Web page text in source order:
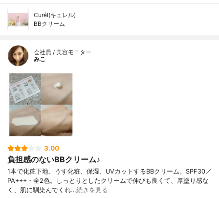
Curél(キュレル)
BBクリーム
会社員 / 美容モニター
みこ
3.00
負担感のないBBクリーム♪
1本で化粧下地、うす化粧、保湿、UVカットするBBクリーム。SPF30／
PA+++・全2色。しっとりとしたクリームで伸びも良くて、厚塗り感な
く、肌に馴染んでくれ…続きを見る